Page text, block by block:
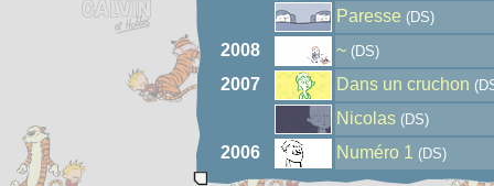
Paresse (DS)
2008 ~ (DS)
2007 Dans un cruchon
Nicolas (DS)
2006 Numéro 1 (DS)